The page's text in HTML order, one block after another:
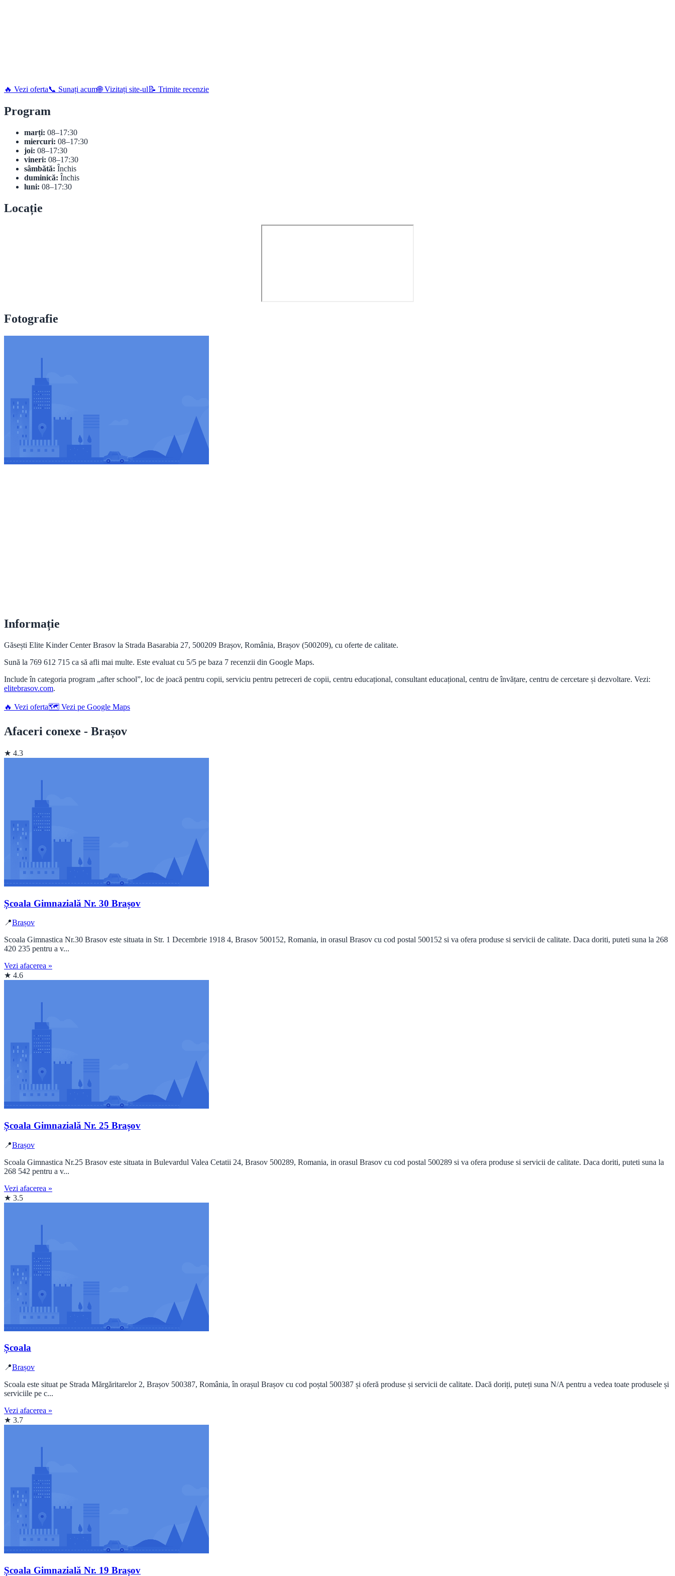
🔥 Vezi oferta📞 Sunați acum🌐 Vizitați site-ul 📝 Trimite recenzie
Program
marți: 08–17:30
miercuri: 08–17:30
joi: 08–17:30
vineri: 08–17:30
sâmbătă: Închis
duminică: Închis
luni: 08–17:30
Locație
Fotografie
Informație
Găsești Elite Kinder Center Brasov la Strada Basarabia 27, 500209 Brașov, România, Brașov (500209), cu oferte de calitate.
Sună la 769 612 715 ca să afli mai multe. Este evaluat cu 5/5 pe baza 7 recenzii din Google Maps.
Include în categoria program „after school”, loc de joacă pentru copii, serviciu pentru petreceri de copii, centru educațional, consultant educațional, centru de învățare, centru de cercetare și dezvoltare. Vezi:
elitebrasov.com.
🔥 Vezi oferta🗺️ Vezi pe Google Maps
Afaceri conexe - Brașov
★ 4.3
Școala Gimnazială Nr. 30 Brașov
📍Brașov
Scoala Gimnastica Nr.30 Brasov este situata in Str. 1 Decembrie 1918 4, Brasov 500152, Romania, in orasul Brasov cu cod postal 500152 si va ofera produse si servicii de calitate. Daca doriti, puteti suna la 268
420 235 pentru a v...
Vezi afacerea »
★ 4.6
Școala Gimnazială Nr. 25 Brașov
📍Brașov
Scoala Gimnastica Nr.25 Brasov este situata in Bulevardul Valea Cetatii 24, Brasov 500289, Romania, in orasul Brasov cu cod postal 500289 si va ofera produse si servicii de calitate. Daca doriti, puteti suna la
268 542 pentru a v...
Vezi afacerea »
★ 3.5
Școala
📍Brașov
Scoala este situat pe Strada Mărgăritarelor 2, Brașov 500387, România, în orașul Brașov cu cod poștal 500387 și oferă produse și servicii de calitate. Dacă doriți, puteți suna N/A pentru a vedea toate produsele și
serviciile pe c...
Vezi afacerea »
★ 3.7
Școala Gimnazială Nr. 19 Brașov